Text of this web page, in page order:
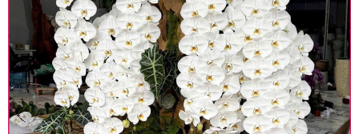
Lưu ý trước khi đặt hàng
• Về cây hoa: Một chậu hoa lan hồ điệp đẹp và
hoàn chỉnh sẽ được phối ghép từ nhiều cây hoa
và tạo dáng hoàn toàn thủ công nên có thể sẽ
khác nhau đôi chút giữa sản phẩm thực tế và